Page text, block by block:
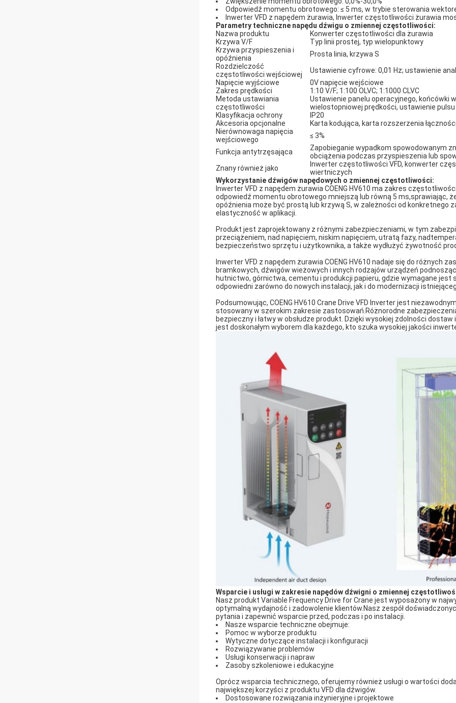
Odpowiedź momentu obrotowego: ≤ 5 ms, w trybie sterowania
Inwerter VFD z napędem żurawia, Inwerter częstotliwości żurawia
Parametry techniczne napędu dźwigu o zmiennej częstotliwości:
Nazwa produktu
Konwerter częstotliwości dla żurawia
Krzywa V/F
Typ linii prostej, typ wielopunktowy
Krzywa przyspieszenia i
opóźnienia
Prosta linia, krzywa S
Rozdzielczość
częstotliwości wejściowej
Ustawienie cyfrowe: 0,01 Hz; ustawienie
Napięcie wyjściowe
0V napięcie wejściowe
Zakres prędkości
1:10 V/F; 1:100 OLVC; 1:1000 CLVC
Metoda ustawiania
częstotliwości
Ustawienie panelu operacyjnego, końcówki
wielostopniowej prędkości, ustawienie
Klasyfikacja ochrony
IP20
Akcesoria opcjonalne
Karta kodująca, karta rozszerzenia
Nierównowaga napięcia
wejściowego
≤ 3%
Funkcja antytrzęsająca
Zapobieganie wypadkom spowodowanym
obciążenia podczas przyspieszenia lub
Znany również jako
Inwerter częstotliwości VFD, konwerter
wiertniczych
Wykorzystanie dźwigów napędowych o zmiennej częstotliwości:
Inwerter VFD z napędem żurawia COENG HV610 ma zakres
odpowiedź momentu obrotowego mniejszą lub równą 5 ms,sprawiając,
opóźnienia może być prostą lub krzywą S, w zależności od
elastyczność w aplikacji.
Produkt jest zaprojektowany z różnymi zabezpieczeniami, w tym
przeciążeniem, nad napięciem, niskim napięciem, utratą fazy,
bezpieczeństwo sprzętu i użytkownika, a także wydłużyć żywotność
Inwerter VFD z napędem żurawia COENG HV610 nadaje się do różnych
bramkowych, dźwigów wieżowych i innych rodzajów urządzeń
hutnictwo, górnictwa, cementu i produkcji papieru, gdzie wymagane
odpowiedni zarówno do nowych instalacji, jak i do modernizacji
Podsumowując, COENG HV610 Crane Drive VFD Inverter jest
stosowany w szerokim zakresie zastosowań.Różnorodne
bezpieczny i łatwy w obsłudze produkt. Dzięki wysokiej zdolności
jest doskonałym wyborem dla każdego, kto szuka wysokiej jakości
Wsparcie i usługi w zakresie napędów dźwigni o zmiennej
Nasz produkt Variable Frequency Drive for Crane jest wyposażony w
optymalną wydajność i zadowolenie klientów.Nasz zespół
pytania i zapewnić wsparcie przed, podczas i po instalacji.
Nasze wsparcie techniczne obejmuje:
Pomoc w wyborze produktu
Wytyczne dotyczące instalacji i konfiguracji
Rozwiązywanie problemów
Usługi konserwacji i napraw
Zasoby szkoleniowe i edukacyjne
Oprócz wsparcia technicznego, oferujemy również usługi o wartości
największej korzyści z produktu VFD dla dźwigów.
Dostosowane rozwiązania inżynieryjne i projektowe